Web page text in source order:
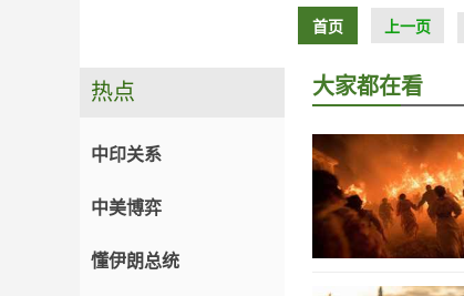
首页 上一页
热点
中印关系
中美博弈
懂伊朗总统
大家都在看